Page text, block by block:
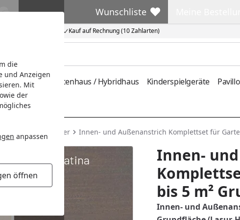
die
und Anzeigen
Mit
der
anpassen
öffnen
Kauf auf Rechnung (10 Zahlarten)
Wunschliste
Wunschliste
Metallgartenhaus / Hybridhaus Kinderspielgeräte
für Systemhäuser Innen- und Außenanstrich Komplettset für
Innen-
bis 5 m²
Innen- und